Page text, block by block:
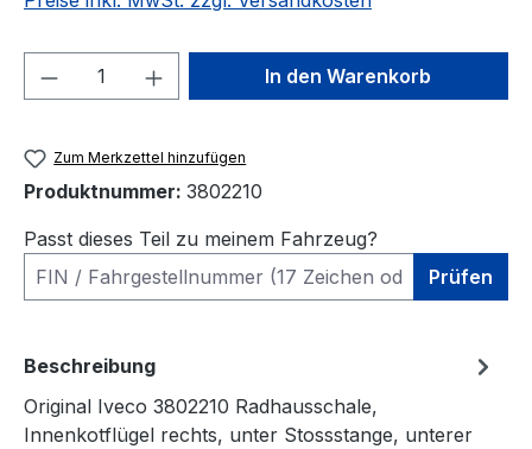
Produkt Anzahl: Gib denIn den Warenkorb
Zum Merkzettel hinzufügen
Produktnummer: 3802210
Passt dieses Teil zu meinem Fahrzeug?
Prüfen
Beschreibung
Original Iveco 3802210 Radhausschale,
Innenkotflügel rechts, unter Stossstange, unterer